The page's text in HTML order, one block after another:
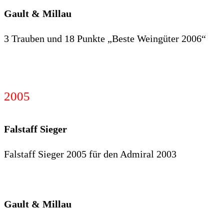
Gault & Millau
3 Trauben und 18 Punkte „Beste Weingüter 2006“
2005
Falstaff Sieger
Falstaff Sieger 2005 für den Admiral 2003
Gault & Millau